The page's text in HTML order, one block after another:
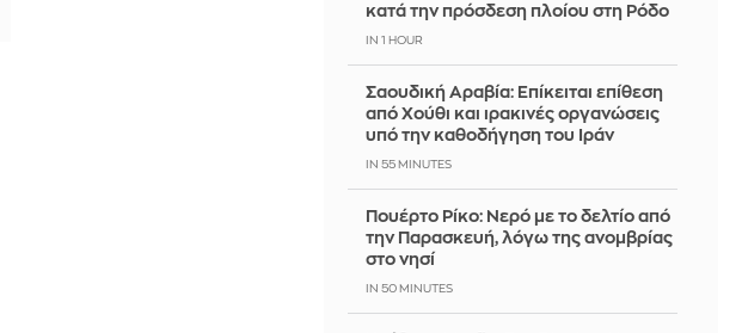
κατά την πρόσδεση πλοίου στη Ρόδο
IN 1 HOUR
Σαουδική Αραβία: Επίκειται επίθεση
από Χούθι και ιρακινές οργανώσεις
υπό την καθοδήγηση του Ιράν
IN 55 MINUTES
Πουέρτο Ρίκο: Νερό με το δελτίο από
την Παρασκευή, λόγω της ανομβρίας
στο νησί
IN 50 MINUTES